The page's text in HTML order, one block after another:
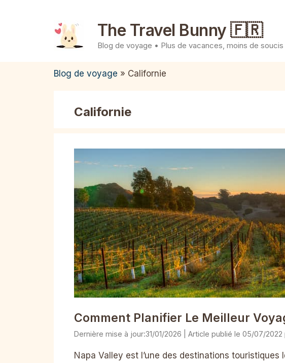
The Travel Bunny 🇫🇷
Blog de voyage • Plus de vacances, moins de soucis
Blog de voyage » Californie
Californie
Comment Planifier Le Meilleur
31/01/2026 05/07/2022
Napa Valley est l’une des destinations touristiques